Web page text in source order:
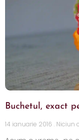
Buchetul, exact
14 ianuarie 2016 Niciun